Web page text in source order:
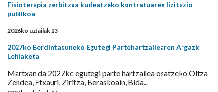
Fisioterapia zerbitzua kudeatzeko kontratuaren lizitazio
publikoa
2026ko uztailak 23
2027ko Berdintasuneko Egutegi Partehartzailearen Argazki
Lehiaketa
Martxan da 2027ko egutegi parte hartzailea osatzeko Oltza
Zendea, Etxauri, Ziritza, Beraskoain, Bida...